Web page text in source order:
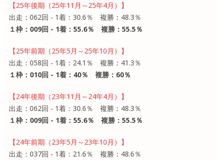
【25年後期（25年11月～25年4月）】
出走：062回 - 1着：30.6％ 複勝：48.3％
１枠：009回 - 1着：55.6％ 複勝：55.5％
【25年前期（25年5月～25年10月）】
出走：058回 - 1着：24.1％ 複勝：41.3％
１枠：010回 - 1着：40％ 複勝：60％
【24年後期（23年11月～24年4月）】
出走：062回 - 1着：30.6％ 複勝：48.3％
１枠：009回 - 1着：55.6％ 複勝：55.5％
【24年前期（23年5月～23年10月）】
出走：037回 - 1着：21.6％ 複勝：48.6％